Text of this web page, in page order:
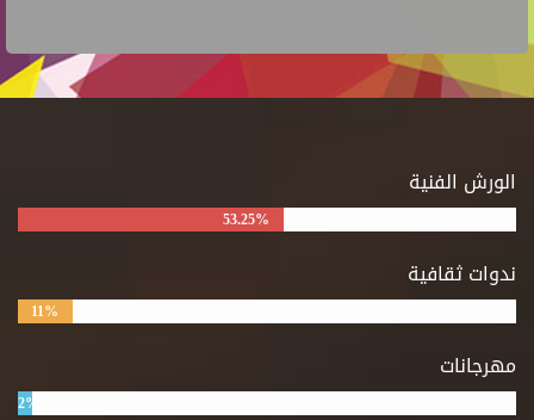
الورش الفنية
53.25%
ندوات ثقافية
11%
مهرجانات
2%